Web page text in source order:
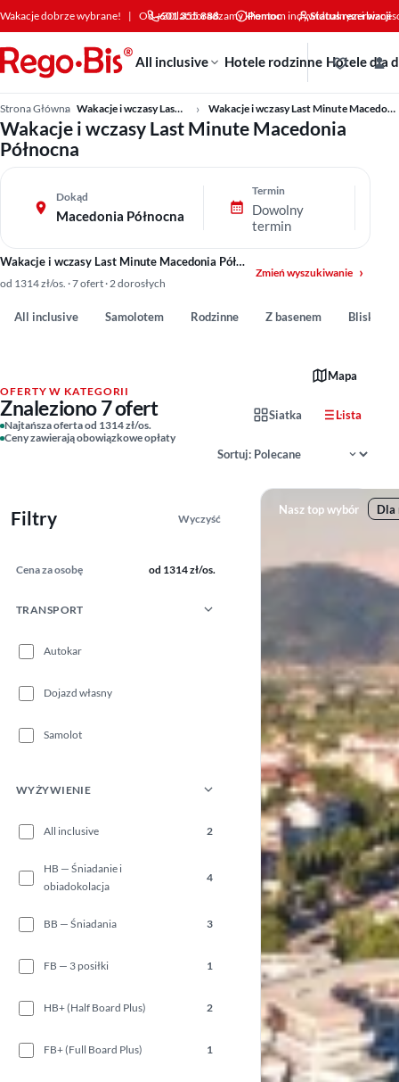
Przejdź do treści
Wakacje dobrze wybrane! | Od +30 lat doradzamy klientom indywidualnym i
601 355 888 Pomoc Status rezerwacji
All inclusive Hotele rodzinne Hotele dla
Strona Główna Wakacje i wczasy Last Minute Wakacje i wczasy Last Minute Macedonia Północna
Wakacje i wczasy Last Minute Macedonia
Północna
Dokąd
Macedonia Północna
Termin
Dowolny
termin
Wakacje i wczasy Last Minute Macedonia Północna
od 1314 zł/os. · 7 ofert · 2 dorosłych
Zmień wyszukiwanie
All inclusive Samolotem Rodzinne Z basenem Blisko
OFERTY W KATEGORII
Znaleziono 7 ofert
Najtańsza oferta od 1314 zł/os.
Ceny zawierają obowiązkowe opłaty
Mapa
Siatka Lista
Filtry Wyczyść
Cena za osobę od 1314 zł/os.
TRANSPORT
Autokar
Dojazd własny
Samolot
WYŻYWIENIE
All inclusive 2
HB — Śniadanie i
obiadokolacja
4
BB — Śniadania 3
FB — 3 posiłki 1
HB+ (Half Board Plus) 2
FB+ (Full Board Plus) 1
Nasz top wybór Dla